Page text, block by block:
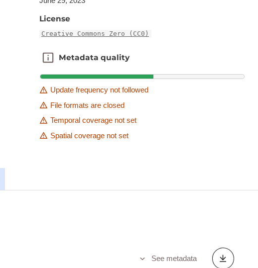
License
Creative Commons Zero (CC0)
Metadata quality
Metadata quality
Update frequency not followed
File formats are closed
Temporal coverage not set
Spatial coverage not set
See metadata